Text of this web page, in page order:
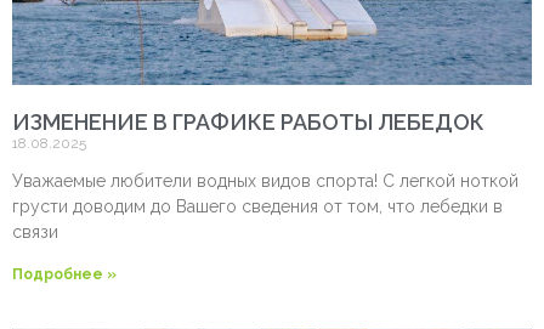
ИЗМЕНЕНИЕ В ГРАФИКЕ РАБОТЫ ЛЕБЕДОК
18.08.2025
Уважаемые любители водных видов спорта! С легкой ноткой
грусти доводим до Вашего сведения от том, что лебедки в
связи
Подробнее »